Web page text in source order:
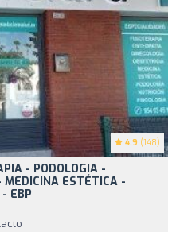
4.9 (148)
- PODOLOGIA -
MEDICINA ESTÉTICA -
EBP